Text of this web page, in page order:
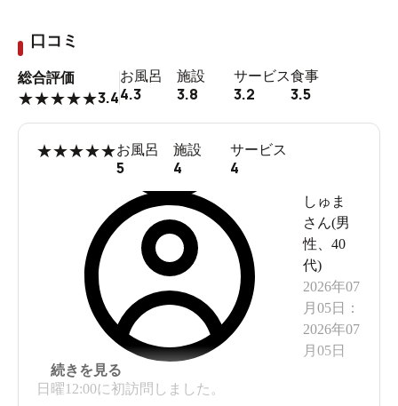
口コミ
総合評価
★★★★★3.4
お風呂
4.3
施設
3.8
サービス
3.2
食事
3.5
★★★★★お風呂
5
施設
4
サービス
4
しゅま
さん(男
性
40
代)
2026年07
月05日
：
2026年07
月05日
日曜12:00に初訪問しました。
続きを見る